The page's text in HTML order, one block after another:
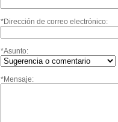
*Dirección de correo electrónico:
*Asunto:
*Mensaje: